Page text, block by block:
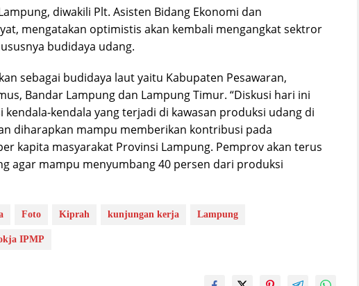
diwakili Plt. Asisten Bidang Ekonomi dan
mengatakan optimistis akan kembali mengangkat sektror
budidaya udang.
sebagai budidaya laut yaitu Kabupaten Pesawaran,
Bandar Lampung dan Lampung Timur. “Diskusi hari ini
kendala-kendala yang terjadi di kawasan produksi udang di
diharapkan mampu memberikan kontribusi pada
kapita masyarakat Provinsi Lampung. Pemprov akan terus
agar mampu menyumbang 40 persen dari produksi
Foto Kiprah kunjungan kerja Lampung
IPMP